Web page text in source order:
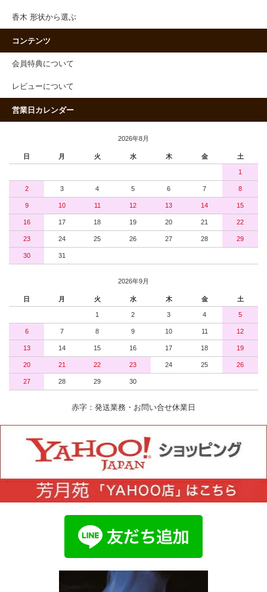
香木 形状から選ぶ
コンテンツ
会員特典について
レビューについて
営業日カレンダー
2026年8月
日 月 火 水 木 金 土
1
2 3 4 5 6 7 8
9 10 11 12 13 14 15
16 17 18 19 20 21 22
23 24 25 26 27 28 29
30 31
2026年9月
日 月 火 水 木 金 土
1 2 3 4 5
6 7 8 9 10 11 12
13 14 15 16 17 18 19
20 21 22 23 24 25 26
27 28 29 30
赤字：発送業務・お問い合せ休業日